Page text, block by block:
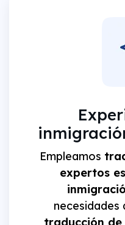
Empleamos
expertos
necesidades
traducción